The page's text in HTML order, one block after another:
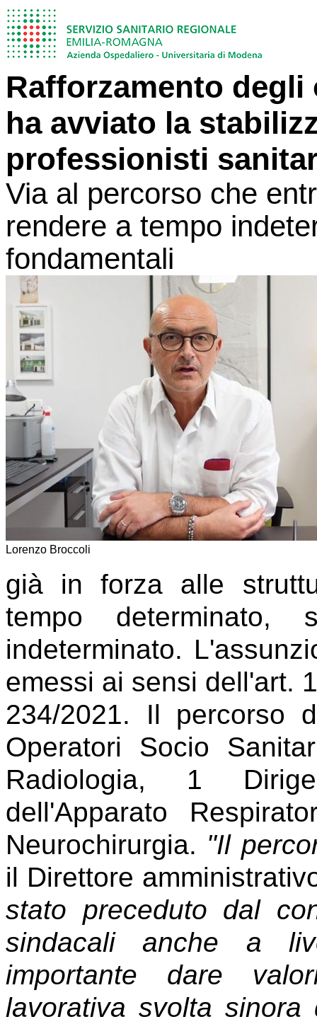
Rafforzamento
ha avviato la
professionisti
Via al percorso che
rendere a tempo
fondamentali
Lorenzo Broccoli
già in forza alle
tempo determinato,
indeterminato.
emessi ai sensi dell'art.
234/2021. Il percorso
Operatori Socio
Radiologia, 1
dell'Apparato
Neurochirurgia. "Il
il Direttore
stato preceduto dal
sindacali anche a
importante dare
lavorativa svolta